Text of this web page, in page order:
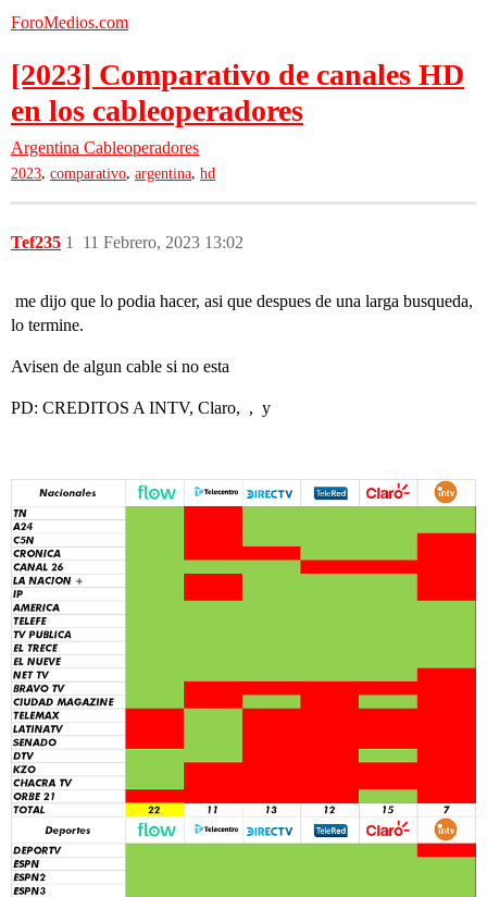
ForoMedios.com
[2023] Comparativo de canales HD
en los cableoperadores
Argentina Cableoperadores
2023, comparativo, argentina, hd
Tef235 11 Febrero, 2023 13:02
1
me dijo que lo podia hacer, asi que despues de una larga busqueda,
lo termine.
Avisen de algun cable si no esta
PD: CREDITOS A INTV, Claro, , y